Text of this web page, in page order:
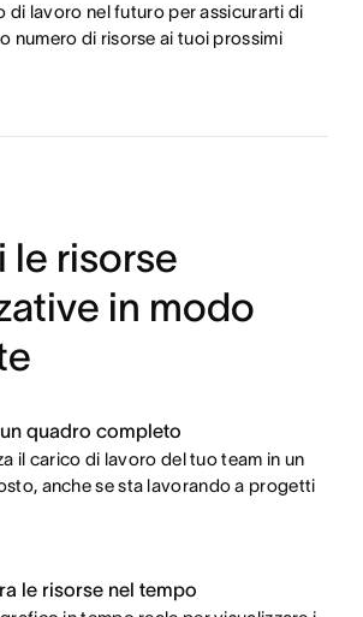
di lavoro nel futuro per assicurarti di
numero di risorse ai tuoi prossimi
le risorse
in modo
quadro completo
il carico di lavoro del tuo team in un
anche se sta lavorando a progetti
le risorse nel tempo